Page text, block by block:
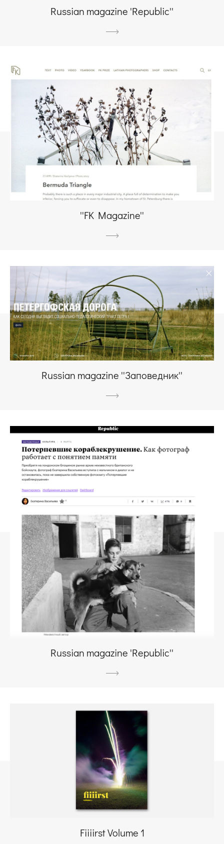
Russian magazine 'Republic''
''FK Magazine''
Russian magazine ''Заповедник''
Russian magazine 'Republic''
Fiiiirst Volume 1